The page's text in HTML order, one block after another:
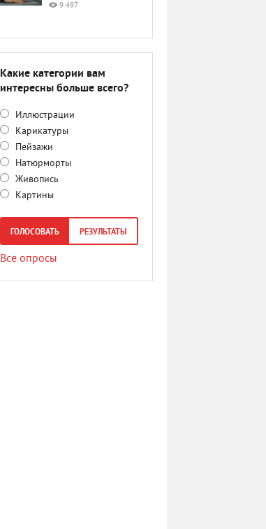
9 497
Какие категории вам
интересны больше всего?
Иллюстрации
Карикатуры
Пейзажи
Натюрморты
Живопись
Картины
ГОЛОСОВАТЬ РЕЗУЛЬТАТЫ
Все опросы